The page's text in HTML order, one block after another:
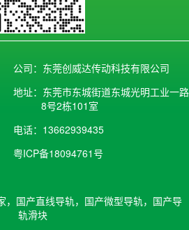
公司：东莞创威达传动科技有限公司
地址：东莞市东城街道东城光明工业一路
8号2栋101室
电话：13662939435
粤ICP备18094761号
，国产直线导轨，国产微型导轨，国产导
轨滑块